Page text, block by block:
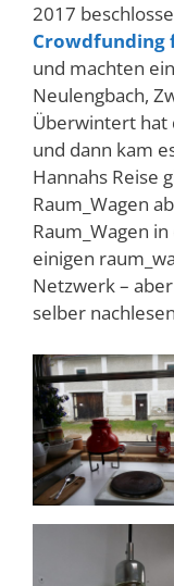
2017
Crowdfunding
und machten
Neulengbach,
Überwintert hat
und dann kam
Hannahs Reise
Raum_Wagen
Raum_Wagen
einigen
Netzwerk –
selber